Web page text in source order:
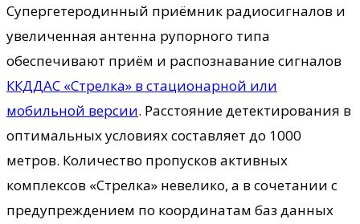
Супергетеродинный приёмник радиосигналов и
увеличенная антенна рупорного типа
обеспечивают приём и распознавание сигналов
ККДДАС «Стрелка» в стационарной или
мобильной версии. Расстояние детектирования в
оптимальных условиях составляет до 1000
метров. Количество пропусков активных
комплексов «Стрелка» невелико, а в сочетании с
предупреждением по координатам баз данных